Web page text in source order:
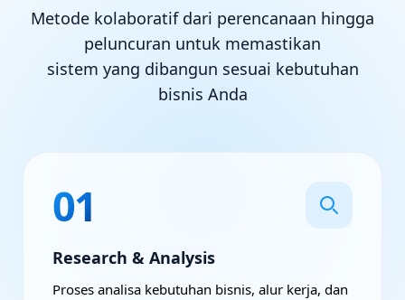
Metode kolaboratif dari perencanaan hingga
peluncuran untuk memastikan
sistem yang dibangun sesuai kebutuhan
bisnis Anda
01
Research & Analysis
Proses analisa kebutuhan bisnis, alur kerja, dan